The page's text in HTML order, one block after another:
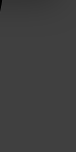
ze heeft